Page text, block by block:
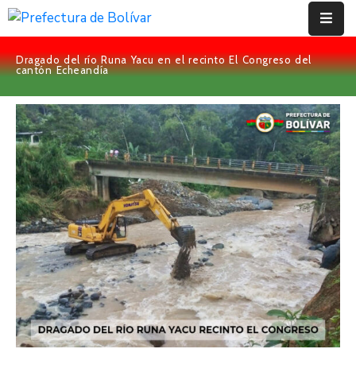
Inicio
Institución
Bolívar
Proyectos
Rendición
De
Cuentas
Transparencia
Contácto
Dragado del río Runa Yacu en el recinto El Congreso del
cantón Echeandía